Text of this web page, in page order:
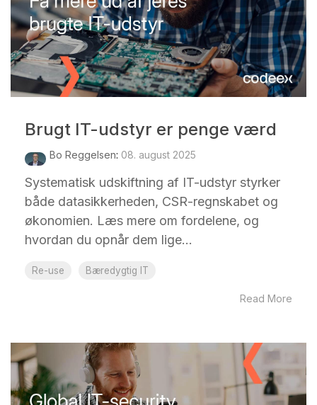
Brugt IT-udstyr er penge værd
Bo Reggelsen: 08. august 2025
Systematisk udskiftning af IT-udstyr styrker
både datasikkerheden, CSR-regnskabet og
økonomien. Læs mere om fordelene, og
hvordan du opnår dem lige...
Re-use Bæredygtig IT
Read More